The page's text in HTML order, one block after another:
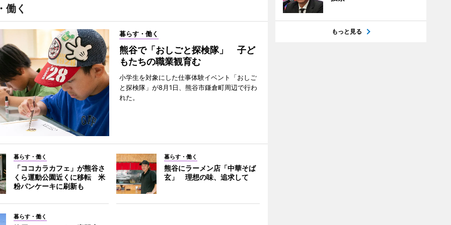
働く
暮らす・働く
熊谷で「おしごと探検隊」 子ど
もたちの職業観育む
小学生を対象にした仕事体験イベント「おしご
と探検隊」が8月1日、熊谷市鎌倉町周辺で行わ
れた。
暮らす・働く
「ココカラカフェ」が熊谷さ
くら運動公園近くに移転 米
粉パンケーキに刷新も
暮らす・働く
熊谷にラーメン店「中華そば
玄」 理想の味、追求して
暮らす・働く
もっと見る